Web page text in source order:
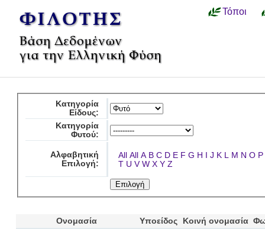
Τόποι
Κατηγορία
Είδους:
Κατηγορία
Φυτού:
Αλφαβητική
Επιλογή:
All All A B C D E F G H I J K L M N O P
T U V W X Y Z
Ονομασία Υποείδος Κοινή ονομασία